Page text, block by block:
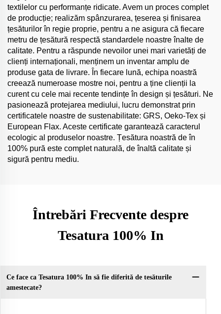
textilelor cu performanțe ridicate. Avem un proces complet
de producție; realizăm spânzurarea, țeserea și finisarea
țesăturilor în regie proprie, pentru a ne asigura că fiecare
metru de țesătură respectă standardele noastre înalte de
calitate. Pentru a răspunde nevoilor unei mari varietăți de
clienți internaționali, menținem un inventar amplu de
produse gata de livrare. În fiecare lună, echipa noastră
creează numeroase mostre noi, pentru a ține clienții la
curent cu cele mai recente tendințe în design și țesături. Ne
pasionează protejarea mediului, lucru demonstrat prin
certificatele noastre de sustenabilitate: GRS, Oeko-Tex și
European Flax. Aceste certificate garantează caracterul
ecologic al produselor noastre. Țesătura noastră de în
100% pură este complet naturală, de înaltă calitate și
sigură pentru mediu.
Întrebări Frecvente despre
Tesatura 100% In
Ce face ca Tesatura 100% In să fie diferită de tesăturile
amestecate?